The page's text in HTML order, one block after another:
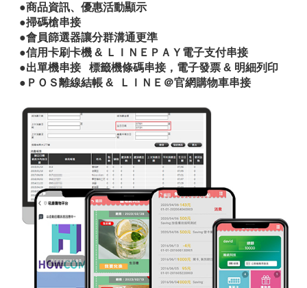
●商品資訊、優惠活動顯示
●掃碼槍串接
●會員篩選器讓分群溝通更準
●信用卡刷卡機 & ＬＩＮＥＰＡＹ電子支付串接
●出單機串接 標籤機條碼串接，電子發票 & 明細列印
●ＰＯＳ離線結帳 & ＬＩＮＥ＠官網購物車串接